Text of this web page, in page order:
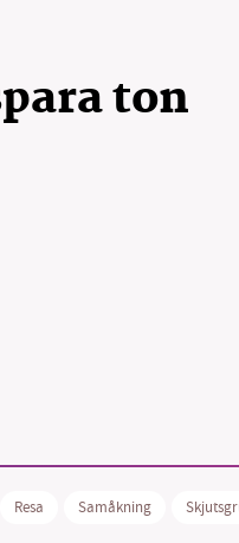
ton
Resa Samåkning
redaktion drivit
och
och vi hoppas